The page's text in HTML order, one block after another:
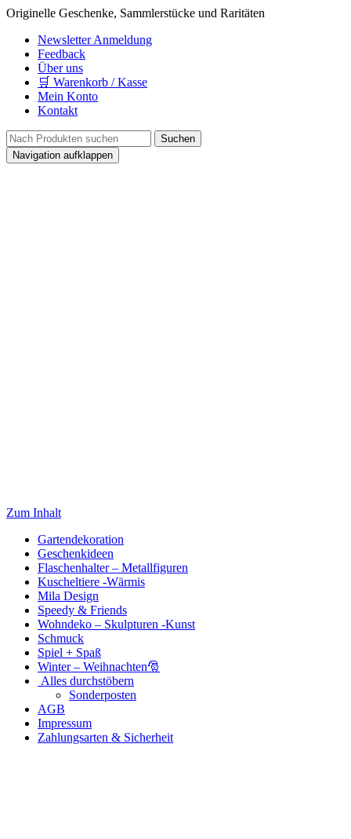
Originelle Geschenke, Sammlerstücke und Raritäten
Newsletter Anmeldung
Feedback
Über uns
🛒 Warenkorb / Kasse
Mein Konto
Kontakt
Navigation aufklappen
Zum Inhalt
Gartendekoration
Geschenkideen
Flaschenhalter – Metallfiguren
Kuscheltiere -Wärmis
Mila Design
Speedy & Friends
Wohndeko – Skulpturen -Kunst
Schmuck
Spiel + Spaß
Winter – Weihnachten🎅
Alles durchstöbern
Sonderposten
AGB
Impressum
Zahlungsarten & Sicherheit